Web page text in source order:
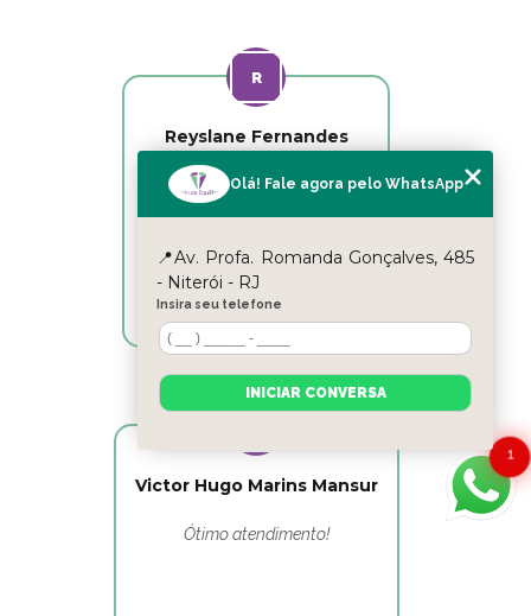
Reyslane Fernandes
Excelente equipe!!
Victor Hugo Marins Mansur
Ótimo atendimento!
1
Olá! Fale agora pelo WhatsApp
📍Av. Profa. Romanda Gonçalves, 485
- Niterói - RJ
Insira seu telefone
INICIAR CONVERSA